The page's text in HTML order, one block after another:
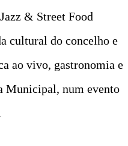
& Street Food
cultural do concelho e
ao vivo, gastronomia e
Municipal, num evento